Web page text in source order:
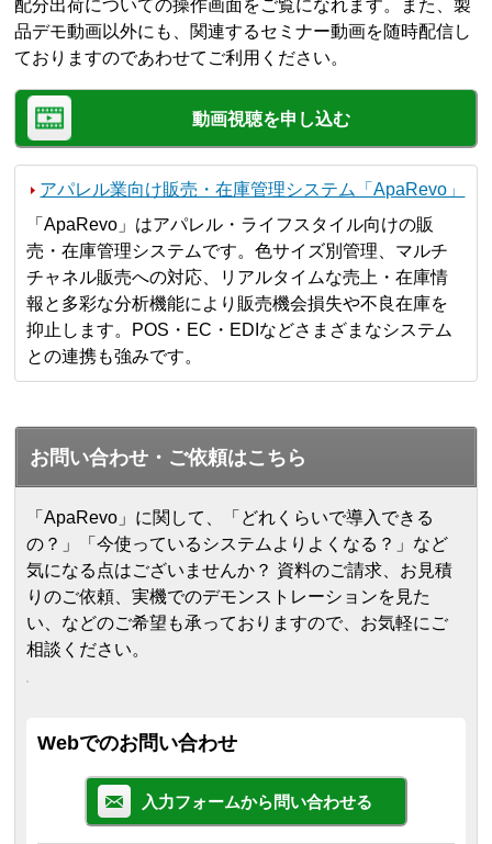
配分出荷についての操作画面をご覧になれます。また、製
品デモ動画以外にも、関連するセミナー動画を随時配信し
ておりますのであわせてご利用ください。
動画視聴を申し込む
アパレル業向け販売・在庫管理システム「ApaRevo」
「ApaRevo」はアパレル・ライフスタイル向けの販
売・在庫管理システムです。色サイズ別管理、マルチ
チャネル販売への対応、リアルタイムな売上・在庫情
報と多彩な分析機能により販売機会損失や不良在庫を
抑止します。POS・EC・EDIなどさまざまなシステム
との連携も強みです。
お問い合わせ・ご依頼はこちら
「ApaRevo」に関して、「どれくらいで導入できる
の？」「今使っているシステムよりよくなる？」など
気になる点はございませんか？ 資料のご請求、お見積
りのご依頼、実機でのデモンストレーションを見た
い、などのご希望も承っておりますので、お気軽にご
相談ください。
Webでのお問い合わせ
入力フォームから問い合わせる